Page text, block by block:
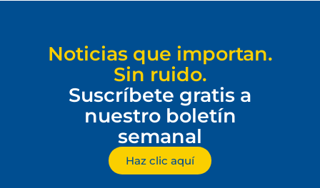
Noticias que importan.
Sin ruido.
Suscríbete gratis a
nuestro boletín
semanal
Haz clic aquí